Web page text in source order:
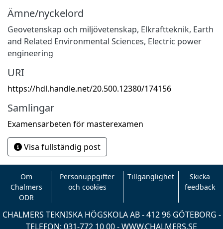
Ämne/nyckelord
Geovetenskap och miljövetenskap, Elkraftteknik, Earth
and Related Environmental Sciences, Electric power
engineering
URI
https://hdl.handle.net/20.500.12380/174156
Samlingar
Examensarbeten för masterexamen
Visa fullständig post
Om
Chalmers
ODR
Personuppgifter
och cookies
Tillgänglighet
Skicka
feedback
CHALMERS TEKNISKA HÖGSKOLA AB - 412 96 GÖTEBORG -
TELEFON: 031-772 10 00 -WWW.CHALMERS.SE